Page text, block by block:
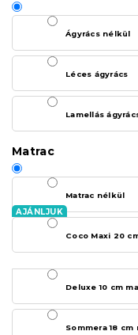
Ágyrács nélkül
Léces ágyrács
Lamellás
Matrac
Matrac nélkül
Coco Maxi 20
Deluxe 10 cm
Sommera 18 cm